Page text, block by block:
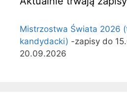
Mistrzostwa Świata 2026
kandydacki) -zapisy do
20.09.2026